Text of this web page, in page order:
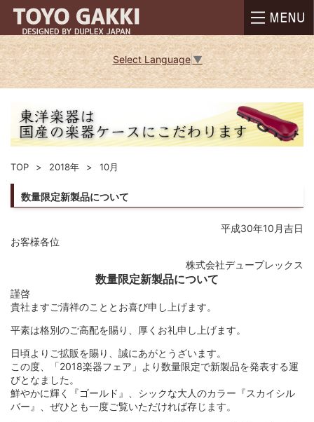
Select Language ▼
TOP 2018年 10月
数量限定新製品について
平成30年10月吉日
お客様各位
株式会社デュープレックス
数量限定新製品について
謹啓
貴社ますご清祥のこととお喜び申し上げます。
平素は格別のご高配を賜り、厚くお礼申し上げます。
日頃よりご拡販を賜り、誠にあがとうざいます。
この度、「2018楽器フェア」より数量限定で新製品を発表する運
びとなました。
鮮やかに輝く『ゴールド』、シックな大人のカラー『スカイシル
バー』、ぜひとも一度ご覧いただければ存じます。